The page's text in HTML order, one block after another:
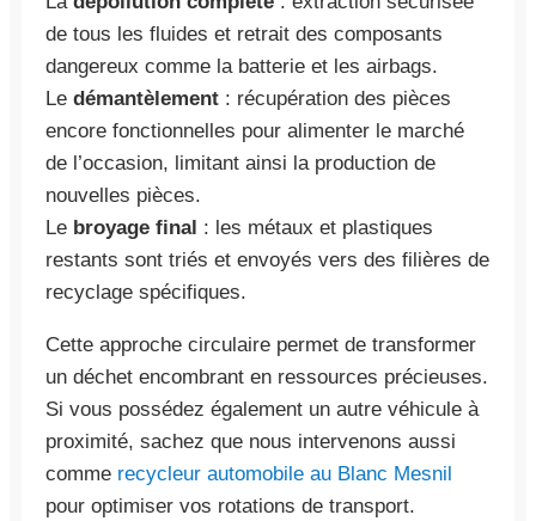
de tous les fluides et retrait des composants
dangereux comme la batterie et les airbags.
Le démantèlement : récupération des pièces
encore fonctionnelles pour alimenter le marché
de l’occasion, limitant ainsi la production de
nouvelles pièces.
Le broyage final : les métaux et plastiques
restants sont triés et envoyés vers des filières de
recyclage spécifiques.
Cette approche circulaire permet de transformer
un déchet encombrant en ressources précieuses.
Si vous possédez également un autre véhicule à
proximité, sachez que nous intervenons aussi
comme recycleur automobile au Blanc Mesnil
pour optimiser vos rotations de transport.